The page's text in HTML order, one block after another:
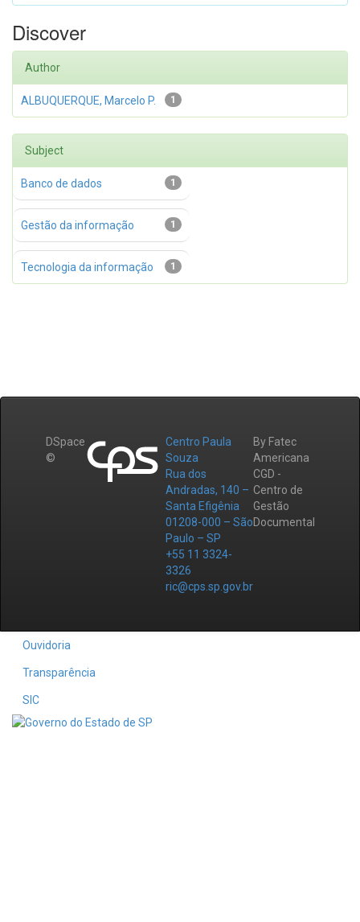
Discover
Author
1
ALBUQUERQUE, Marcelo P.
Subject
1
Banco de dados
1
Gestão da informação
1
Tecnologia da informação
DSpace
©
Centro Paula
Souza
Rua dos
Andradas, 140 –
Santa Efigênia
01208-000 – São
Paulo – SP
+55 11 3324-
3326
ric@cps.sp.gov.br
By Fatec
Americana
CGD -
Centro de
Gestão
Documental
Ouvidoria
Transparência
SIC